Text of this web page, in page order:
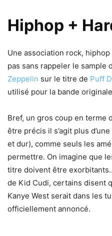
Hiphop +
Une association rock,
pas sans rappeler le sample
Zeppelin sur le titre de Puff
utilisé pour la bande
Bref, un gros coup en terme
être précis il s’agit plus
et dur), comme seuls les
permettre. On imagine que
titre doivent être
de Kid Cudi, certains disent
Kanye West serait dans les
officiellement annoncé.